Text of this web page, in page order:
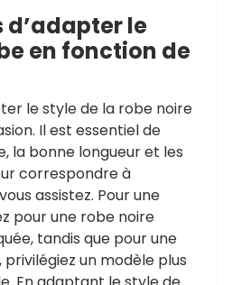
d’adapter le
en fonction de
le style de la robe noire
Il est essentiel de
la bonne longueur et les
correspondre à
assistez. Pour une
pour une robe noire
tandis que pour une
un modèle plus